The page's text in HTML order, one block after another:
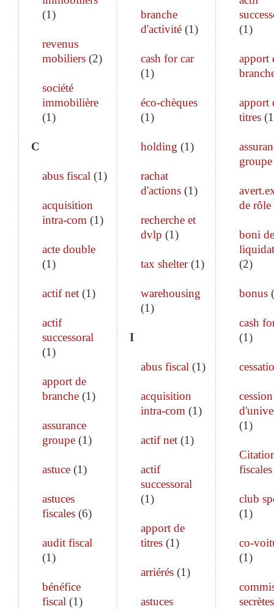
(1)
revenus
mobiliers (2)
société
immobilière
(1)
C
abus fiscal (1)
acquisition
intra-com (1)
acte double
(1)
actif net (1)
actif
successoral
(1)
apport de
branche (1)
assurance
groupe (1)
astuce (1)
astuces
fiscales (6)
audit fiscal
(1)
bénéfice
fiscal (1)
branche
d'activité(1)
cash for car
(1)
éco-chèques
(1)
holding (1)
rachat
d'actions(1)
recherche et
dvlp (1)
tax shelter(1)
warehousing
(1)
I
abus fiscal (1)
acquisition
intra-com (1)
actif net(1)
actif
successoral
(1)
apport de
titres(1)
arriérés(1)
astuces
(1)
apport
apport
titres(1
groupe
de rôle
boni de
(2)
bonus(
cash
(1)
cession
(1)
fiscales
club
(1)
co-
(1)
secrètes